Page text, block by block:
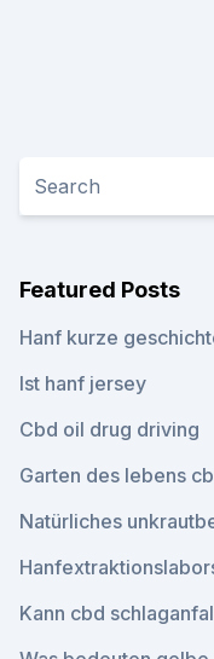
Featured Posts
Hanf kurze
Ist hanf jersey
Cbd oil drug driving
Garten des lebens
Natürliches
Kann cbd